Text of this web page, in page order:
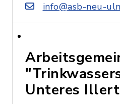
info@asb-neu-
Unteres